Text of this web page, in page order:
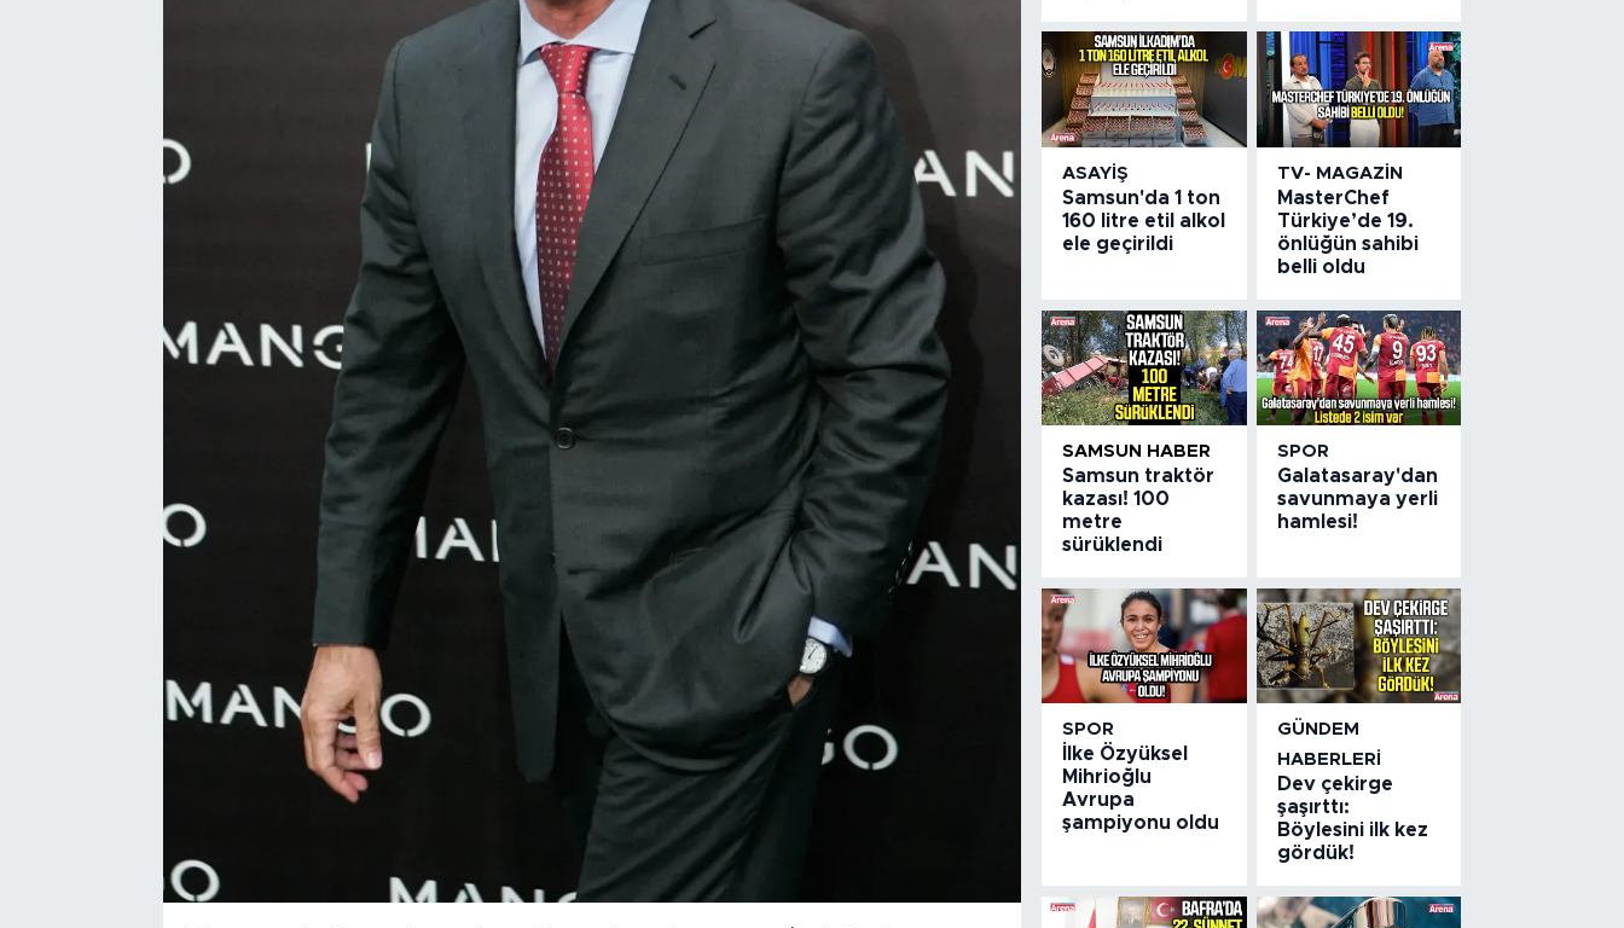
ASAYIŞ
Samsun'da 1 ton
160 litre etil alkol
ele geçirildi
TV- MAGAZIN
MasterChef
Türkiye’de 19.
önlüğün sahibi
belli oldu
SAMSUN HABER
Samsun traktör
kazası! 100
metre
sürüklendi
SPOR
Galatasaray'dan
savunmaya yerli
hamlesi!
SPOR
İlke Özyüksel
Mihrioğlu
Avrupa
şampiyonu oldu
GÜNDEM
HABERLERI
Dev çekirge
şaşırttı:
Böylesini ilk kez
gördük!